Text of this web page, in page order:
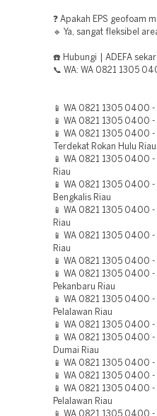
❓ Apakah EPS geofoam
🔹 Ya, sangat fleksibel
☎️ Hubungi | ADEFA
📞 WA: WA 0821 1305
📱 WA 0821 1305 0400
📱 WA 0821 1305 0400 -
📱 WA 0821 1305 0400 -
Terdekat Rokan Hulu Riau
📱 WA 0821 1305 0400
Riau
📱 WA 0821 1305 0400 -
Bengkalis Riau
📱 WA 0821 1305 0400 -
Riau
📱 WA 0821 1305 0400 -
Riau
📱 WA 0821 1305 0400 -
📱 WA 0821 1305 0400
Pekanbaru Riau
📱 WA 0821 1305 0400 -
Pelalawan Riau
📱 WA 0821 1305 0400 -
📱 WA 0821 1305 0400
Dumai Riau
📱 WA 0821 1305 0400
📱 WA 0821 1305 0400
📱 WA 0821 1305 0400 -
Pelalawan Riau
📱 WA 0821 1305 0400